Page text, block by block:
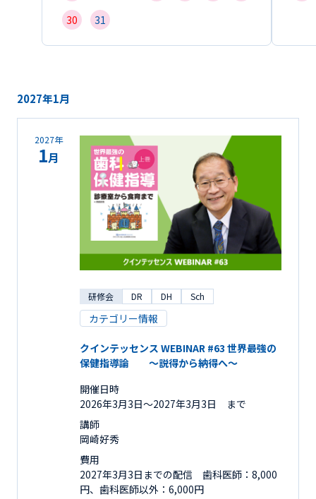
30
31
2027年1月
2027年
1月
研修会 DR DH Sch
カテゴリー情報
クインテッセンス WEBINAR #63 世界最強の
保健指導論 ～説得から納得へ～
開催日時
2026年3月3日〜2027年3月3日 まで
講師
岡崎好秀
費用
2027年3月3日までの配信 歯科医師：8,000
円、歯科医師以外：6,000円